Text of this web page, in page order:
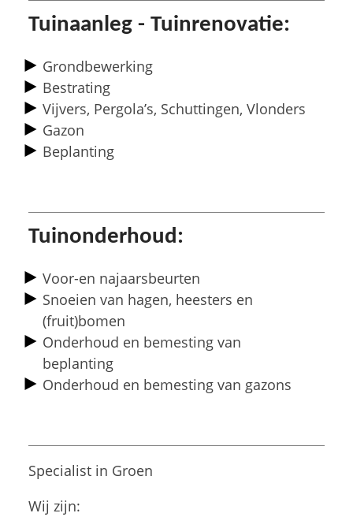
Tuinaanleg - Tuinrenovatie:
Grondbewerking
Bestrating
Vijvers, Pergola’s, Schuttingen, Vlonders
Gazon
Beplanting
Tuinonderhoud:
Voor-en najaarsbeurten
Snoeien van hagen, heesters en
(fruit)bomen
Onderhoud en bemesting van
beplanting
Onderhoud en bemesting van gazons
Specialist in Groen
Wij zijn: